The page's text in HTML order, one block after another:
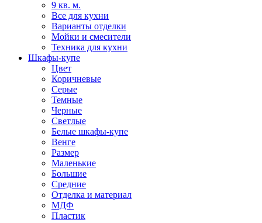
9 кв. м.
Все для кухни
Варианты отделки
Мойки и смесители
Техника для кухни
Шкафы-купе
Цвет
Коричневые
Серые
Темные
Черные
Светлые
Белые шкафы-купе
Венге
Размер
Маленькие
Большие
Средние
Отделка и материал
МДФ
Пластик